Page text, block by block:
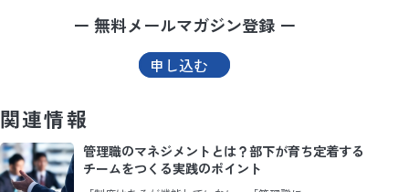
ー 無料メールマガジン登録 ー
申し込む
関連情報
管理職のマネジメントとは？部下が育ち定着する
チームをつくる実践のポイント